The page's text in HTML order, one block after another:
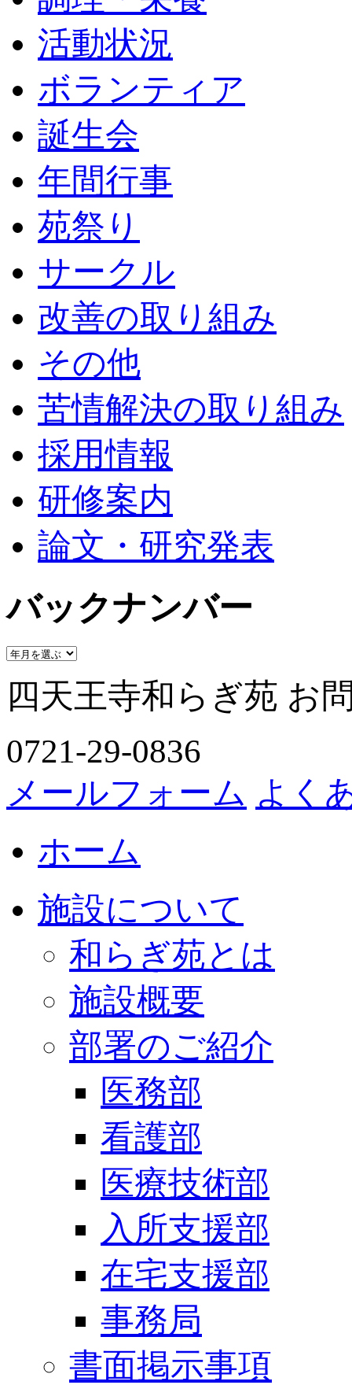
活動状況
ボランティア
誕生会
年間行事
苑祭り
サークル
改善の取り組み
その他
苦情解決の取り組み
採用情報
研修案内
論文・研究発表
バックナンバー
四天王寺和らぎ苑 お
0721-29-0836
メールフォーム よく
ホーム
施設について
和らぎ苑とは
施設概要
部署のご紹介
医務部
看護部
医療技術部
入所支援部
在宅支援部
事務局
書面掲示事項